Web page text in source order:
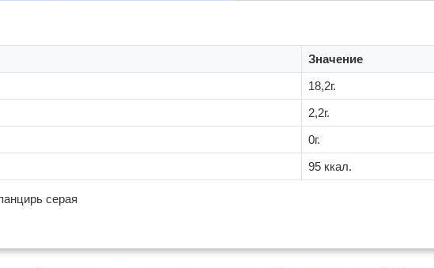
Значение
18,2г.
2,2г.
0г.
95 ккал.
серая